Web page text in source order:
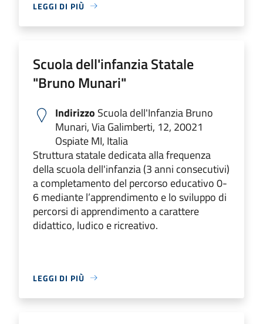
LEGGI DI PIÙ
Scuola dell'infanzia Statale
"Bruno Munari"
Indirizzo Scuola dell'Infanzia Bruno
Munari, Via Galimberti, 12, 20021
Ospiate MI, Italia
Struttura statale dedicata alla frequenza
della scuola dell'infanzia (3 anni consecutivi)
a completamento del percorso educativo 0-
6 mediante l’apprendimento e lo sviluppo di
percorsi di apprendimento a carattere
didattico, ludico e ricreativo.
LEGGI DI PIÙ